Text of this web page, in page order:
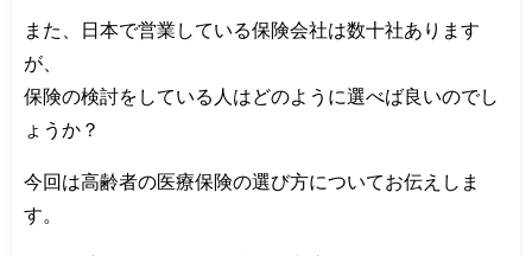
また、日本で営業している保険会社は数十社あります
が、
保険の検討をしている人はどのように選べば良いのでし
ょうか？
今回は高齢者の医療保険の選び方についてお伝えしま
す。